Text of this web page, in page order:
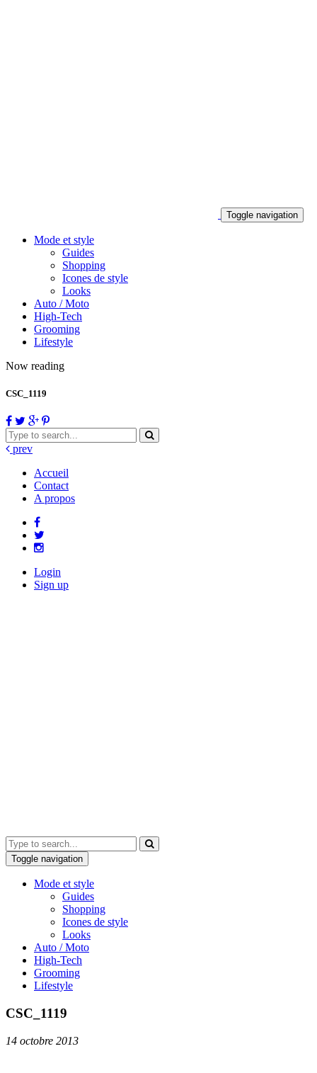
Toggle navigation
Mode et style
Guides
Shopping
Icones de style
Looks
Auto / Moto
High-Tech
Grooming
Lifestyle
Now reading
CSC_1119
prev
Accueil
Contact
A propos
Login
Sign up
Toggle navigation
Mode et style
Guides
Shopping
Icones de style
Looks
Auto / Moto
High-Tech
Grooming
Lifestyle
CSC_1119
14 octobre 2013